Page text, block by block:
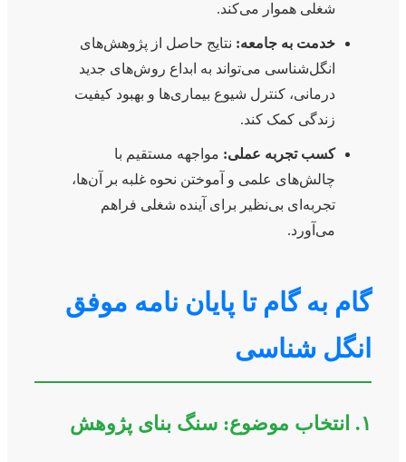
شغلی هموار می‌کند.
خدمت به جامعه: نتایج حاصل از پژوهش‌های
انگل‌شناسی می‌تواند به ابداع روش‌های جدید
درمانی، کنترل شیوع بیماری‌ها و بهبود کیفیت
زندگی کمک کند.
کسب تجربه عملی: مواجهه مستقیم با
چالش‌های علمی و آموختن نحوه غلبه بر آن‌ها،
تجربه‌ای بی‌نظیر برای آینده شغلی فراهم
می‌آورد.
گام به گام تا پایان نامه موفق
انگل شناسی
۱. انتخاب موضوع: سنگ بنای پژوهش